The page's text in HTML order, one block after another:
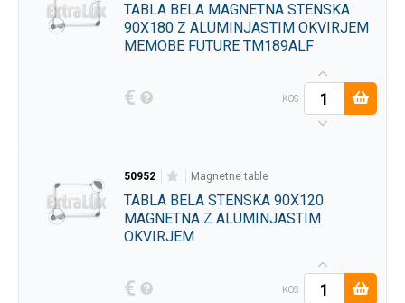
TABLA BELA MAGNETNA STENSKA
90X180 Z ALUMINJASTIM OKVIRJEM
MEMOBE FUTURE TM189ALF
€ KOS
50952 magnetne table
TABLA BELA STENSKA 90X120
MAGNETNA Z ALUMINJASTIM
OKVIRJEM
€ KOS